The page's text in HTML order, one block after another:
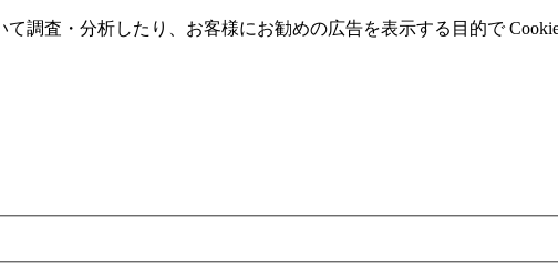
調査・分析したり、お客様にお勧めの広告を表⽰する⽬的で